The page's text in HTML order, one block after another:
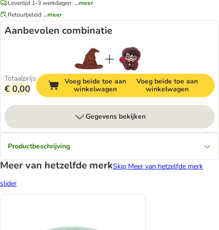
Levertijd 1-3 werkdagen. ...meer
Retourbeleid ...meer
Aanbevolen combinatie
Totaalprijs
€ 0,00
Voeg beide toe aan
winkelwagen
Voeg beide toe aan
winkelwagen
Gegevens bekijken
Productbeschrijving
Meer van hetzelfde merkSkip Meer van hetzelfde merk
slider